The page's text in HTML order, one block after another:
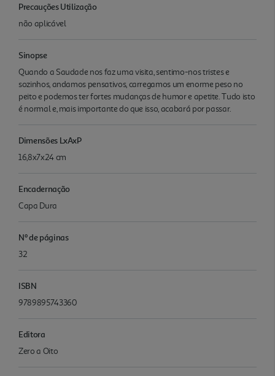
Precauções Utilização
não aplicável
Sinopse
Quando a Saudade nos faz uma visita, sentimo-nos tristes e
sozinhos, andamos pensativos, carregamos um enorme peso no
peito e podemos ter fortes mudanças de humor e apetite. Tudo isto
é normal e, mais importante do que isso, acabará por passar.
Dimensões LxAxP
16,8x7x24 cm
Encadernação
Capa Dura
Nº de páginas
32
ISBN
9789895743360
Editora
Zero a Oito